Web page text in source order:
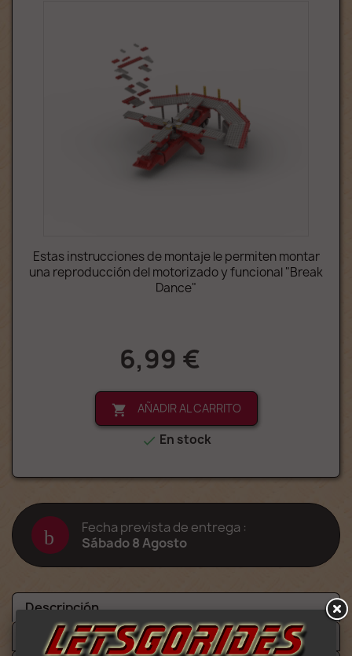
Estas instrucciones de montaje le permiten montar
una reproducción del motorizado y funcional "Break
Dance"
6,99 €
 AÑADIR AL CARRITO
 En stock
Fecha prevista de entrega :
Sábado 8 Agosto
Descripción
Detalles